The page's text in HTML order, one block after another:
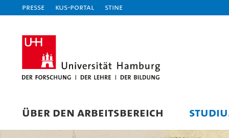
Presse KUS-Portal STiNE
ÜBER DEN ARBEITSBEREICH